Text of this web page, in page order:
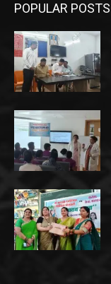
POPULAR POSTS